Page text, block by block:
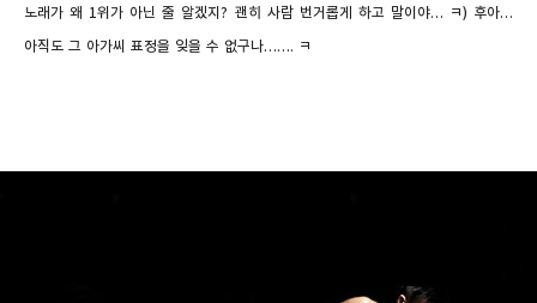
노래가 왜 1위가 아닌 줄 알겠지? 괜히 사람 번거롭게 하고 말이야… ㅋ) 후아…
아직도 그 아가씨 표정을 잊을 수 없구나……. ㅋ